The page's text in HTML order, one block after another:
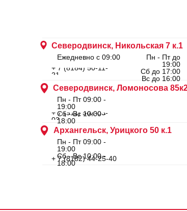
Архангельск, Урицкого 50 к.1
Северодвинск, Ломоносова
Северодвинск, Никольская 7 к.1
Ежедневно с 09:00
Пн - Пт до
19:00
Сб до 17:00
Вс до 16:00
Пн - Пт 09:00 -
19:00
Сб - Вс 10:00 -
18:00
Пн - Пт 09:00 -
19:00
Сб - Вс 10:00 -
18:00
+ 7 (8184) 50-11-
21
+ 7 (911) 562-83-
03
+ 7 (8182) 44-25-40